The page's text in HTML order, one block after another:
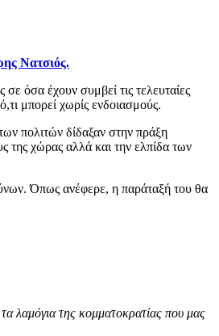
Νατσιός.
όσα έχουν συμβεί τις τελευταίες
μπορεί χωρίς ενδοιασμούς.
πολιτών δίδαξαν στην πράξη
της χώρας αλλά και την ελπίδα των
Όπως ανέφερε, η παράταξή του θα
λαμόγια της κομματοκρατίας που μας